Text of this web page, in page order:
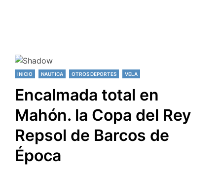
INICIO NAUTICA OTROS DEPORTES VELA
Encalmada total en
Mahón. la Copa del Rey
Repsol de Barcos de
Época